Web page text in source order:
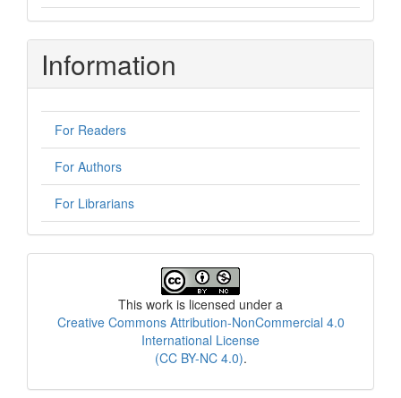
Information
For Readers
For Authors
For Librarians
This work is licensed under a
Creative Commons Attribution-NonCommercial 4.0
International License
(CC BY-NC 4.0).